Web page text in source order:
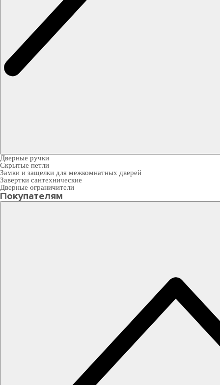
Дверные ручки
Скрытые петли
Замки и защелки для межкомнатных дверей
Завертки сантехнические
Дверные ограничители
Покупателям